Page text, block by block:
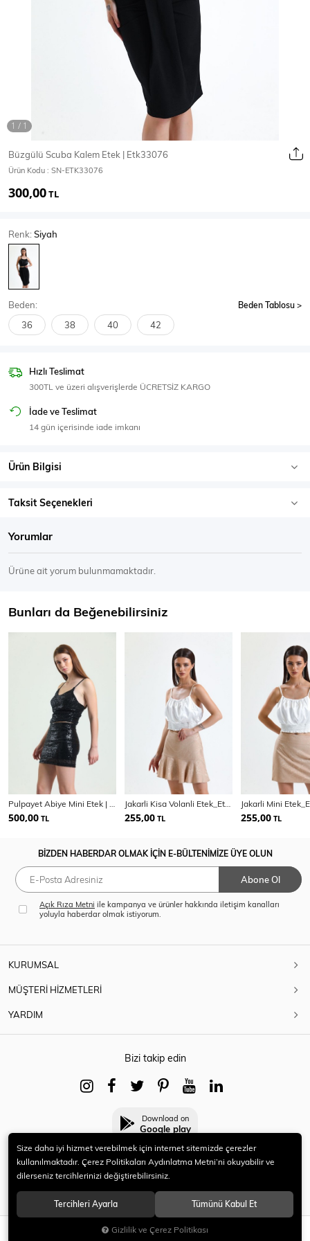
Mont & Kaban Yağmurluk
T-Shirt
Body
SPOR GİYİM
Eşofman Üstü
Büzgülü Scuba Kalem Etek | Etk33076
Ürün Kodu : SN-ETK33076
300,00TL
Renk:Siyah
Beden: Beden Tablosu
36 38 40 42
SEPETE EKLE
Hızlı Teslimat
300TL ve üzeri alışverişlerde ÜCRETSİZ KARGO
İade ve Teslimat
14 gün içerisinde iade imkanı
Ürün Bilgisi
Taksit Seçenekleri
Yorumlar
Ürüne ait yorum bulunmamaktadır.
Bunları da Beğenebilirsiniz
500,00 TL 255,00 TL
Jakarli Mini
255,00 TL
BİZDEN HABERDAR OLMAK İÇİN E-BÜLTENİMİZE ÜYE OLUN
Abone Ol
Açık Rıza Metni ile kampanya ve ürünler hakkında iletişim kanalları
yoluyla haberdar olmak istiyorum.
KURUMSAL
MÜŞTERİ HİZMETLERİ
YARDIM
Bizi takip edin
Download on
Google play
© 2021 HERYENİ. Tüm hakları saklıdır.
Size daha iyi hizmet verebilmek için internet sitemizde çerezler
kullanılmaktadır. Çerez Politikaları Aydınlatma Metni’ni okuyabilir ve
dilerseniz tercihlerinizi değiştirebilirsiniz.
Tercihleri Ayarla Tümünü Kabul Et
Gizlilik ve Çerez Politikası